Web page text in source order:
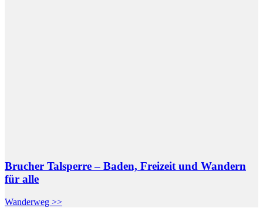
Brucher Talsperre – Baden, Freizeit und Wandern
für alle
Wanderweg >>